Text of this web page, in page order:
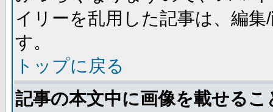
イリーを乱用した記事は、編
す。
トップに戻る
記事の本文中に画像を載せる